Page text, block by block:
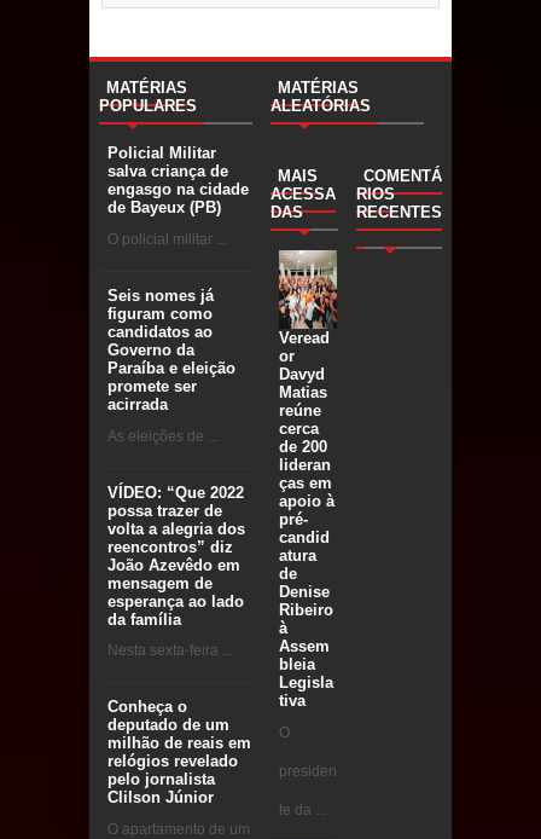
MATÉRIAS
POPULARES
Policial Militar
salva criança de
engasgo na cidade
de Bayeux (PB)
O policial militar ...
Seis nomes já
figuram como
candidatos ao
Governo da
Paraíba e eleição
promete ser
acirrada
As eleições de ...
VÍDEO: “Que 2022
possa trazer de
volta a alegria dos
reencontros” diz
João Azevêdo em
mensagem de
esperança ao lado
da família
Nesta sexta-feira ...
Conheça o
deputado de um
milhão de reais em
relógios revelado
pelo jornalista
Clilson Júnior
O apartamento de um
MATÉRIAS
ALEATÓRIAS
MAIS
ACESSA
DAS
Veread
or
Davyd
Matias
reúne
cerca
de 200
lideran
ças em
apoio à
pré-
candid
atura
de
Denise
Ribeiro
à
Assem
bleia
Legisla
tiva
O
presiden
te da ...
COMENTÁ
RIOS
RECENTES